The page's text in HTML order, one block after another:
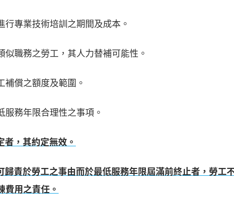
行專業技術培訓之期間及成本。
似職務之勞工，其人力替補可能性。
補償之額度及範圍。
服務年限合理性之事項。
，其約定無效。
歸責於勞工之事由而於最低服務年限屆滿前終止者，勞工
費用之責任。